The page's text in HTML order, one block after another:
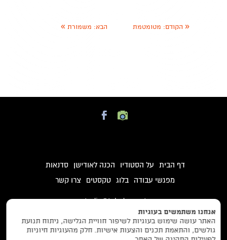
« הקודם: מטומטמת הבא: משמורת »
דף הבית על הסטודיו הכנה לאודישן
סדנאות
מפגשי עבודה
בלוג טקסטים צרו קשר
studio@taleden.net
0557757109
אנחנו משתמשים בעוגיות
האתר עושה שימוש בעוגיות לשיפור חוויית הגלישה, ניתוח תנועת
גולשים, והתאמת תכנים והצעות אישיות. חלק מהעוגיות חיוניות